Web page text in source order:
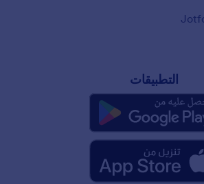
التطبيقات